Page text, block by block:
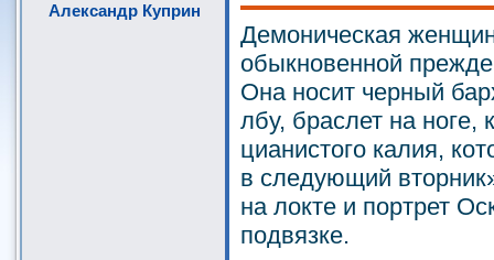
Александр Куприн
Демоническая
обыкновенной
Она носит черный
лбу, браслет на ноге,
цианистого калия,
в следующий
на локте и портрет
подвязке.